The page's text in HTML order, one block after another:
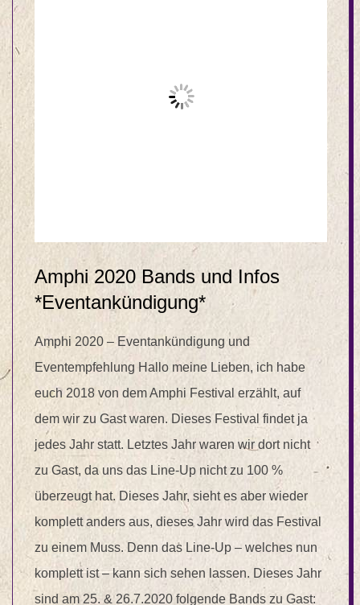
Amphi 2020 Bands und Infos
*Eventankündigung*
Amphi 2020 – Eventankündigung und
Eventempfehlung Hallo meine Lieben, ich habe
euch 2018 von dem Amphi Festival erzählt, auf
dem wir zu Gast waren. Dieses Festival findet ja
jedes Jahr statt. Letztes Jahr waren wir dort nicht
zu Gast, da uns das Line-Up nicht zu 100 %
überzeugt hat. Dieses Jahr, sieht es aber wieder
komplett anders aus, dieses Jahr wird das Festival
zu einem Muss. Denn das Line-Up – welches nun
komplett ist – kann sich sehen lassen. Dieses Jahr
sind am 25. & 26.7.2020 folgende Bands zu Gast: